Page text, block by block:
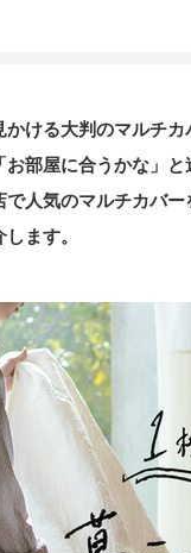
ける大判のマルチ
お部屋に合うかな」と
で人気のマルチカバ
ます。